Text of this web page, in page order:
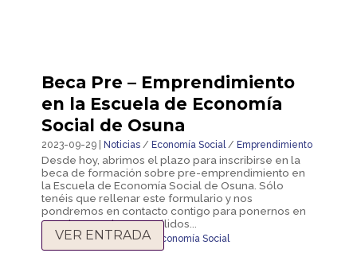
Beca Pre – Emprendimiento
en la Escuela de Economía
Social de Osuna
2023-09-29 | Noticias/ Economía Social/ Emprendimiento
Desde hoy, abrimos el plazo para inscribirse en la
beca de formación sobre pre-emprendimiento en
la Escuela de Economía Social de Osuna. Sólo
tenéis que rellenar este formulario y nos
pondremos en contacto contigo para ponernos en
marcha. Nombre y apellidos...
pre -emprendimiento, Economía Social
VER ENTRADA